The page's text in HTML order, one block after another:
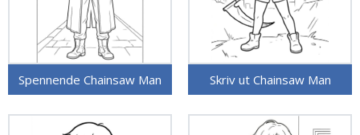
Spennende Chainsaw Man Skriv ut Chainsaw Man